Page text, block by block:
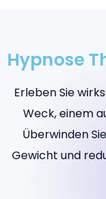
Hypnose
Erleben Sie
Weck, einem
Überwinden
Gewicht und